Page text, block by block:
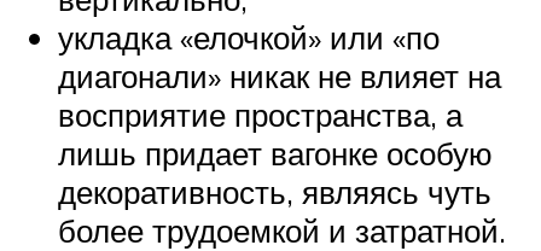
укладка «елочкой» или «по
диагонали» никак не влияет на
восприятие пространства, а
лишь придает вагонке особую
декоративность, являясь чуть
более трудоемкой и затратной.